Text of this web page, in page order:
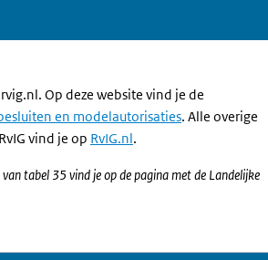
Op deze website vind je de
en modelautorisaties. Alle overige
vind je op RvIG.nl.
tabel 35 vind je op de pagina met de Landelijke